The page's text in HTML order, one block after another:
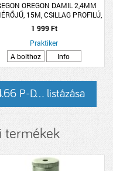
OREGON DAMIL 2,4MM
15M, CSILLAG PROFILÚ,
SÁRGA, FŰKASZÁHOZ
1 999 Ft
Praktiker
A bolthoz
Info
P-D... listázása
termékek